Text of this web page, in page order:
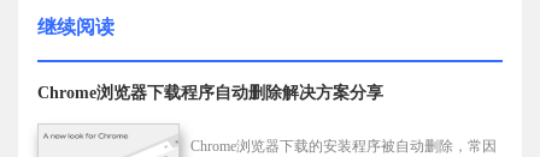
继续阅读
Chrome浏览器下载程序自动删除解决方案分享
Chrome浏览器下载的安装程序被自动删除，常因